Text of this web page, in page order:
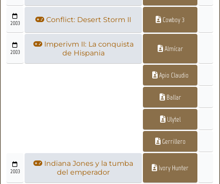
2003 Conflict: Desert Storm II Cowboy 3
2003
Imperivm II: La conquista
de Hispania
Almícar
Apio Claudio
Ballar
Ulytel
Gerrillero
2003
Indiana Jones y la tumba
del emperador
Ivory Hunter